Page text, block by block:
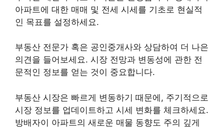
아파트에 대한 매매 및 전세 시세를 기초로 현실적
인 목표를 설정하세요.
부동산 전문가 혹은 공인중개사와 상담하여 더 나은
의견을 들어보세요. 시장 전망과 변동성에 관한 전
문적인 정보를 얻는 것이 중요합니다.
부동산 시장은 빠르게 변동하기 때문에, 주기적으로
시장 정보를 업데이트하고 시세 변화를 체크하세요.
방배자이 아파트의 새로운 매물 동향도 주의 깊게